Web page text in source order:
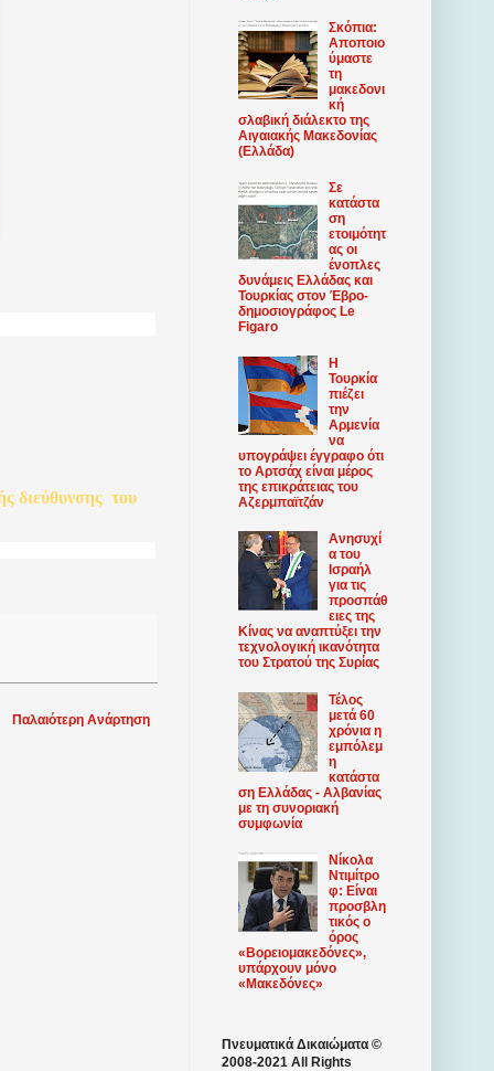
διεύθυνσης του
Παλαιότερη Ανάρτηση
Σκόπια:
Αποποιο
ύμαστε
τη
μακεδονι
κή
σλαβική διάλεκτο της
Αιγαιακής Μακεδονίας
(Ελλάδα)
Σε
κατάστα
ση
ετοιμότητ
ας οι
ένοπλες
δυνάμεις Ελλάδας και
Τουρκίας στον Έβρο-
δημοσιογράφος Le
Figaro
Η
Τουρκία
πιέζει
την
Αρμενία
να
υπογράψει έγγραφο ότι
το Αρτσάχ είναι μέρος
της επικράτειας του
Αζερμπαϊτζάν
Ανησυχί
α του
Ισραήλ
για τις
προσπάθ
ειες της
Κίνας να αναπτύξει την
τεχνολογική ικανότητα
του Στρατού της Συρίας
Τέλος
μετά 60
χρόνια η
εμπόλεμ
η
κατάστα
ση Ελλάδας - Αλβανίας
με τη συνοριακή
συμφωνία
Νίκολα
Ντιμίτρο
φ: Είναι
προσβλη
τικός ο
όρος
«Βορειομακεδόνες»,
υπάρχουν μόνο
«Μακεδόνες»
Πνευματικά Δικαιώματα ©
2008-2021 All Rights